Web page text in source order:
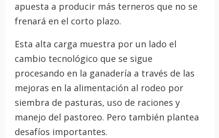
apuesta a producir más terneros que no se
frenará en el corto plazo.
Esta alta carga muestra por un lado el
cambio tecnológico que se sigue
procesando en la ganadería a través de las
mejoras en la alimentación al rodeo por
siembra de pasturas, uso de raciones y
manejo del pastoreo. Pero también plantea
desafíos importantes.